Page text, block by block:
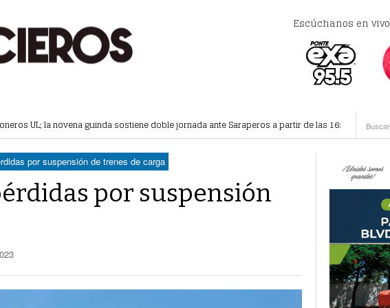
Escúchanos en vivo
UL; la novena guinda sostiene doble jornada ante Saraperos a partir de las 16:00 horas
-
palma, no hubo lesionados- hace 2 horas -
de Coahuila- hace 2 horas -
de Gómez Palacio- hace 17 horas -
por suspensión de trenes de carga
por suspensión